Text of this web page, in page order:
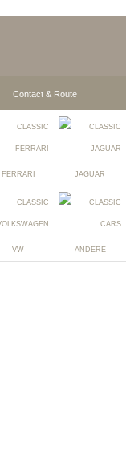
Contact & Route
FERRARI JAGUAR
VW ANDERE